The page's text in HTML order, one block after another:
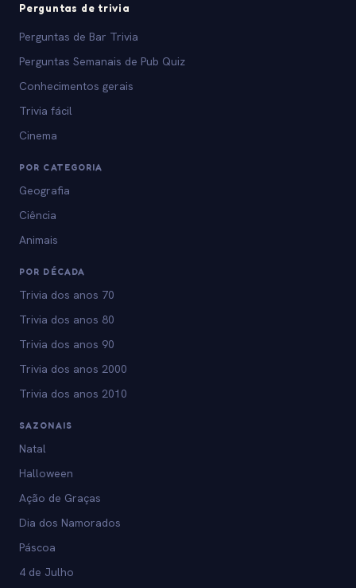
Perguntas de trivia
Perguntas de Bar Trivia
Perguntas Semanais de Pub Quiz
Conhecimentos gerais
Trivia fácil
Cinema
POR CATEGORIA
Geografia
Ciência
Animais
POR DÉCADA
Trivia dos anos 70
Trivia dos anos 80
Trivia dos anos 90
Trivia dos anos 2000
Trivia dos anos 2010
SAZONAIS
Natal
Halloween
Ação de Graças
Dia dos Namorados
Páscoa
4 de Julho